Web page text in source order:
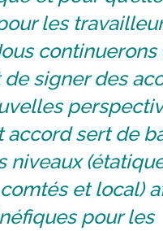
les
continuerons
signer des
accord sert de
niveaux
et local)
pour les